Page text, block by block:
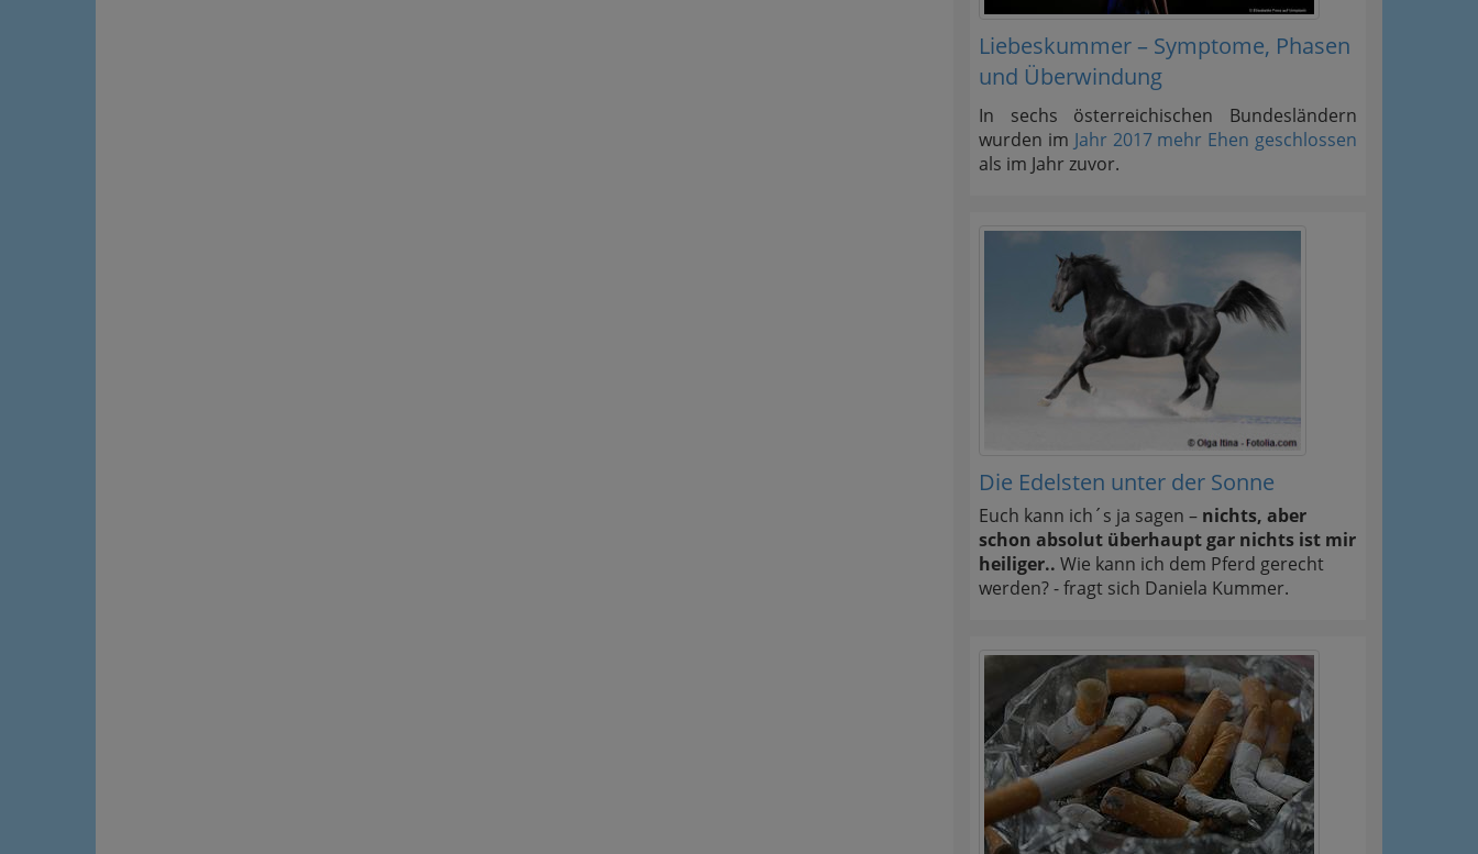
Liebeskummer – Symptome, Phasen
und Überwindung
In sechs österreichischen Bundesländern
wurden im Jahr 2017 mehr Ehen geschlossen
als im Jahr zuvor.
Die Edelsten unter der Sonne
Euch kann ich´s ja sagen – nichts, aber
schon absolut überhaupt gar nichts ist mir
heiliger.. Wie kann ich dem Pferd gerecht
werden? - fragt sich Daniela Kummer.